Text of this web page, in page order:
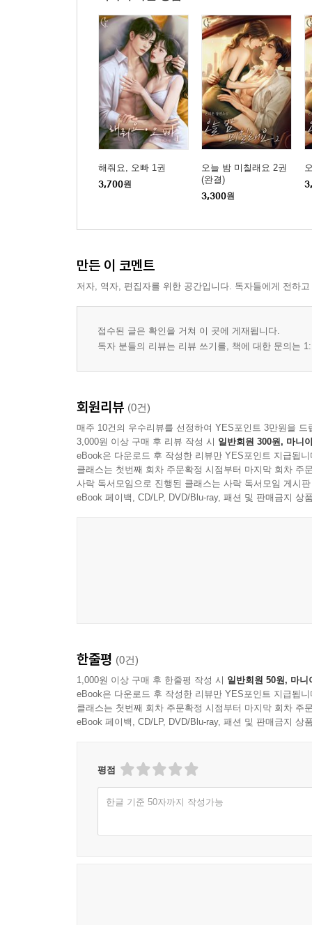
해줘요, 오빠 1권
3,700원
오늘 밤 미칠래요 2권
(완결)
3,300원
만든 이 코멘트
저자, 역자, 편집자를 위한 공간입니다. 독자들에게 전하
접수된 글은 확인을 거쳐 이 곳에 게재됩니다.
독자 분들의 리뷰는 리뷰 쓰기를, 책에 대한 문의는
회원리뷰 (0건)
매주 10건의 우수리뷰를 선정하여 YES포인트 3만원을 드
3,000원 이상 구매 후 리뷰 작성 시 일반회원 300원, 마니
eBook은 다운로드 후 작성한 리뷰만 YES포인트 지급됩니
클래스는 첫번째 회차 주문확정 시점부터 마지막 회차 주
사락 독서모임으로 진행된 클래스는 사락 독서모임 게시
eBook 페이백, CD/LP, DVD/Blu-ray, 패션 및 판매금지 상
한줄평 (0건)
1,000원 이상 구매 후 한줄평 작성 시 일반회원 50원, 마니
eBook은 다운로드 후 작성한 리뷰만 YES포인트 지급됩니
클래스는 첫번째 회차 주문확정 시점부터 마지막 회차 주
eBook 페이백, CD/LP, DVD/Blu-ray, 패션 및 판매금지 상
평점
한글 기준 50자까지 작성가능